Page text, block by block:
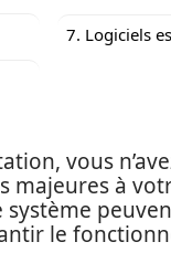
7. Logiciels
vous
à
le